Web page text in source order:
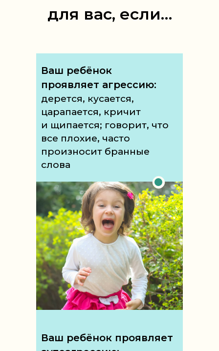
для вас, если…
дерется, кусается,
царапается, кричит
и щипается; говорит, что
все плохие, часто
произносит бранные
слова
Ваш ребёнок
проявляет агрессию:
Ваш ребёнок проявляет